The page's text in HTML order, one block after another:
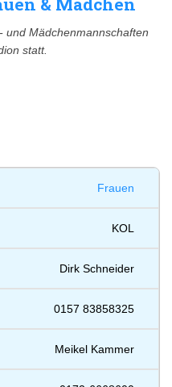
und Mädchenmannschaften
statt.
Frauen
KOL
Dirk Schneider
0157 83858325
Meikel Kammer